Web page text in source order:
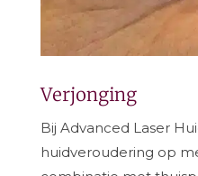
Verjonging
Bij Advanced Laser
huidveroudering op